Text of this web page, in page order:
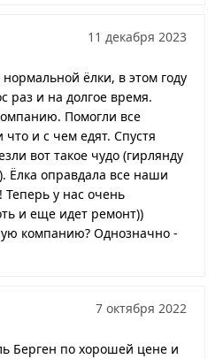
11 декабря 2023
ёлки, в этом году
раз и на долгое время.
Помогли все
что и с чем едят. Спустя
вот такое чудо (гирлянду
Ёлка оправдала все наши
у нас очень
и еще идет ремонт))
компанию? Однозначно -
7 октября 2022
Берген по хорошей цене и